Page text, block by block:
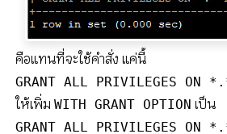
คือแทนที่จะใช้คำสั่ง แค่นี้
GRANT ALL PRIVILEGES
ให้เพิ่ม WITH GRANT OPTION เป็น
GRANT ALL PRIVILEGES ON